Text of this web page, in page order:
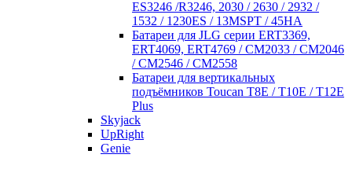
ES3246 /R3246, 2030 / 2630 / 2932 /
1532 / 1230ES / 13MSPT / 45HA
Батареи для JLG серии ERT3369,
ERT4069, ERT4769 / CM2033 / CM2046
/ CM2546 / CM2558
Батареи для вертикальных
подъёмников Toucan T8E / T10E / T12E
Plus
Skyjack
UpRight
Genie